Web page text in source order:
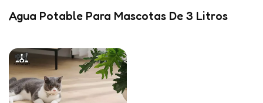
Agua Potable Para Mascotas De 3 Litros